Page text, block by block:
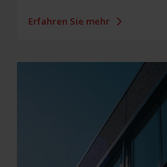
Erfahren Sie mehr